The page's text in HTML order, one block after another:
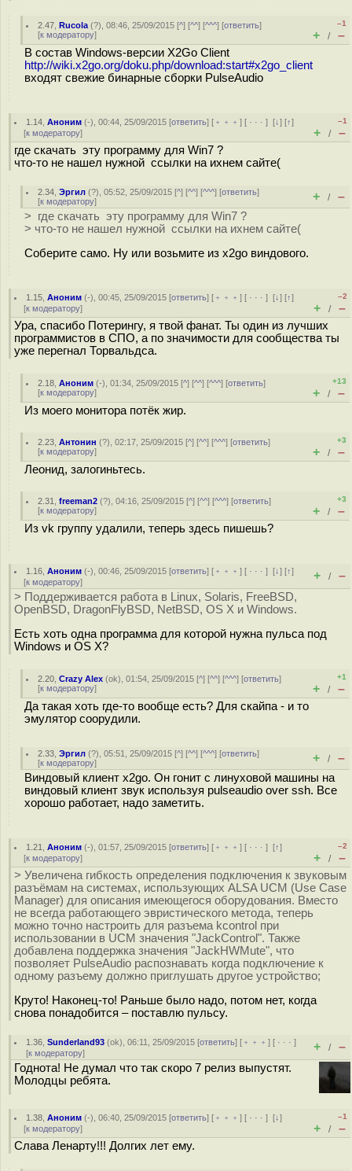
2.47 ,Rucola (?), 08:46, 25/09/2015 [^] [^^] [^^^] [ответить]
[к модератору]
–1
+ / –
В состав Windows-версии X2Go Client
http://wiki.x2go.org/doku.php/download:start#x2go_client
входят свежие бинарные сборки PulseAudio
1.14 ,Аноним (-), 00:44, 25/09/2015 [ответить] [ ﹢﹢﹢] [ · · ·][↓] [↑]
[к модератору]
–1
+ / –
где скачать эту программу для Win7 ?
что-то не нашел нужной ссылки на ихнем сайте(
2.34 ,Эргил (?), 05:52, 25/09/2015 [^] [^^] [^^^] [ответить]
[к модератору] + / –
> где скачать эту программу для Win7 ?
> что-то не нашел нужной ссылки на ихнем сайте(
Соберите само. Ну или возьмите из x2go виндового.
1.15 ,Аноним (-), 00:45, 25/09/2015 [ответить] [ ﹢﹢﹢] [ · · ·][↓] [↑]
[к модератору]
–2
+ / –
Ура, спасибо Потерингу, я твой фанат. Ты один из лучших
программистов в СПО, а по значимости для сообщества ты
уже перегнал Торвальдса.
2.18 ,Аноним (-), 01:34, 25/09/2015 [^] [^^] [^^^] [ответить]
[к модератору]
+13
+ / –
Из моего монитора потёк жир.
2.23 ,Антонин (?), 02:17, 25/09/2015 [^] [^^] [^^^] [ответить]
[к модератору]
+3
+ / –
Леонид, залогиньтесь.
2.31 ,freeman2 (?), 04:16, 25/09/2015 [^] [^^] [^^^] [ответить]
[к модератору]
+3
+ / –
Из vk группу удалили, теперь здесь пишешь?
1.16 ,Аноним (-), 00:46, 25/09/2015 [ответить] [ ﹢﹢﹢] [ · · ·][↓] [↑]
[к модератору] + / –
> Поддерживается работа в Linux, Solaris, FreeBSD,
OpenBSD, DragonFlyBSD, NetBSD, OS X и Windows.
Есть хоть одна программа для которой нужна пульса под
Windows и OS X?
2.20 ,Crazy Alex (ok), 01:54, 25/09/2015 [^] [^^] [^^^] [ответить]
[к модератору]
+1
+ / –
Да такая хоть где-то вообще есть? Для скайпа - и то
эмулятор соорудили.
2.33 ,Эргил (?), 05:51, 25/09/2015 [^] [^^] [^^^] [ответить]
[к модератору] + / –
Виндовый клиент x2go. Он гонит с линуховой машины на
виндовый клиент звук используя pulseaudio over ssh. Все
хорошо работает, надо заметить.
1.21 ,Аноним (-), 01:57, 25/09/2015 [ответить] [ ﹢﹢﹢] [ · · ·][↑]
[к модератору]
–2
+ / –
> Увеличена гибкость определения подключения к звуковым
разъёмам на системах, использующих ALSA UCM (Use Сase
Manager) для описания имеющегося оборудования. Вместо
не всегда работающего эвристического метода, теперь
можно точно настроить для разъема kcontrol при
использовании в UCM значения "JackControl". Также
добавлена поддержка значения "JackHWMute", что
позволяет PulseAudio распознавать когда подключение к
одному разъему должно приглушать другое устройство;
Круто! Наконец-то! Раньше было надо, потом нет, когда
снова понадобится – поставлю пульсу.
1.36 ,Sunderland93 (ok), 06:11, 25/09/2015 [ответить] [ ﹢﹢﹢] [ · · ·]
[к модератору] + / –
Годнота! Не думал что так скоро 7 релиз выпустят.
Молодцы ребята.
1.38 ,Аноним (-), 06:40, 25/09/2015 [ответить] [ ﹢﹢﹢] [ · · ·][↓]
[к модератору]
–1
+ / –
Слава Ленарту!!! Долгих лет ему.